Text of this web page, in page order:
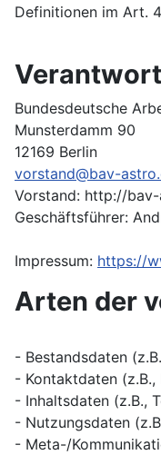
Definitionen im Art.
Bundesdeutsche
Munsterdamm 90
12169 Berlin
vorstand@bav-
Vorstand: http://
Geschäftsführer:
Impressum: https://
Arten der
- Bestandsdaten
- Kontaktdaten (z.B.,
- Inhaltsdaten (z.B.,
- Nutzungsdaten
- Meta-/